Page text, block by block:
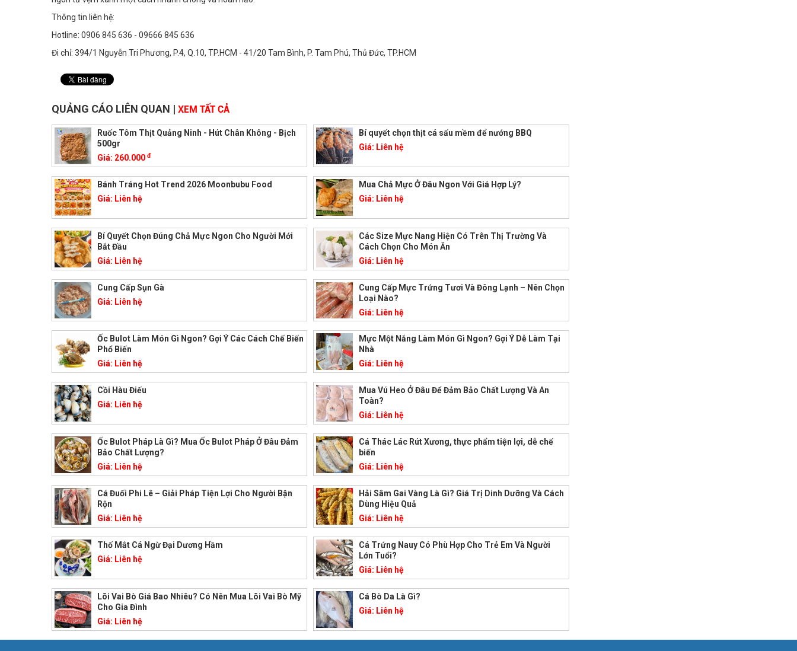
Thông tin liên hệ:
Hotline: 0906 845 636 - 09666 845 636
Đi chỉ: 394/1 Nguyễn Tri Phương, P.4, Q.10, TP.HCM - 41/20 Tam Bình, P. Tam Phú, Thủ Đức, TP.HCM
QUẢNG CÁO LIÊN QUAN | XEM TẤT CẢ
Ruốc Tôm Thịt Quảng Ninh - Hút Chân Không - Bịch
500gr
Giá: 260.000 đ
Bí quyết chọn thịt cá sấu mềm để nướng BBQ
Giá: Liên hệ
Bánh Tráng Hot Trend 2026 Moonbubu Food
Giá: Liên hệ
Mua Chả Mực Ở Đâu Ngon Với Giá Hợp Lý?
Giá: Liên hệ
Bí Quyết Chọn Đúng Chả Mực Ngon Cho Người Mới
Bắt Đầu
Giá: Liên hệ
Các Size Mực Nang Hiện Có Trên Thị Trường Và
Cách Chọn Cho Món Ăn
Giá: Liên hệ
Cung Cấp Sụn Gà
Giá: Liên hệ
Cung Cấp Mực Trứng Tươi Và Đông Lạnh – Nên Chọn
Loại Nào?
Giá: Liên hệ
Ốc Bulot Làm Món Gì Ngon? Gợi Ý Các Cách Chế Biến
Phổ Biến
Giá: Liên hệ
Mực Một Nắng Làm Món Gì Ngon? Gợi Ý Dễ Làm Tại
Nhà
Giá: Liên hệ
Cồi Hàu Điếu
Giá: Liên hệ
Mua Vú Heo Ở Đâu Để Đảm Bảo Chất Lượng Và An
Toàn?
Giá: Liên hệ
Ốc Bulot Pháp Là Gì? Mua Ốc Bulot Pháp Ở Đâu Đảm
Bảo Chất Lượng?
Giá: Liên hệ
Cá Thác Lác Rút Xương, thực phẩm tiện lợi, dễ chế
biến
Giá: Liên hệ
Cá Đuối Phi Lê – Giải Pháp Tiện Lợi Cho Người Bận
Rộn
Giá: Liên hệ
Hải Sâm Gai Vàng Là Gì? Giá Trị Dinh Dưỡng Và Cách
Dùng Hiệu Quả
Giá: Liên hệ
Thố Mắt Cá Ngừ Đại Dương Hầm
Giá: Liên hệ
Cá Trứng Nauy Có Phù Hợp Cho Trẻ Em Và Người
Lớn Tuổi?
Giá: Liên hệ
Lõi Vai Bò Giá Bao Nhiêu? Có Nên Mua Lõi Vai Bò Mỹ
Cho Gia Đình
Giá: Liên hệ
Cá Bò Da Là Gì?
Giá: Liên hệ